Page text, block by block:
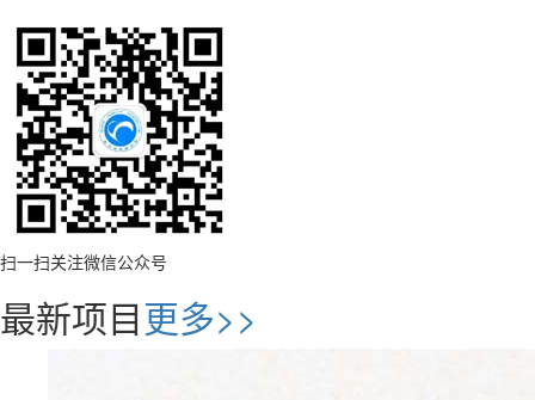
扫一扫关注微信公众号
最新项目更多>>